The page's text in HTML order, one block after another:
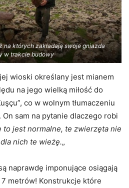
na których zakładają swoje gniazda
w trakcie budowy
wioski określany jest mianem
na jego wielką miłość do
co w wolnym tłumaczeniu
On sam na pytanie dlaczego robi
to jest normalne, te zwierzęta nie
nich te wieżę.„
naprawdę imponujące osiągają
metrów! Konstrukcje które